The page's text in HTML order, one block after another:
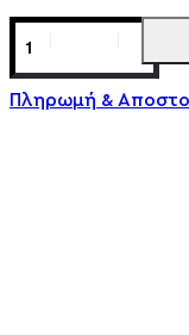
Πληρωμή &